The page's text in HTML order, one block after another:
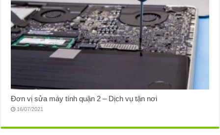
Đơn vị sửa máy tính quận 2 – Dịch vụ tận nơi
16/07/2021